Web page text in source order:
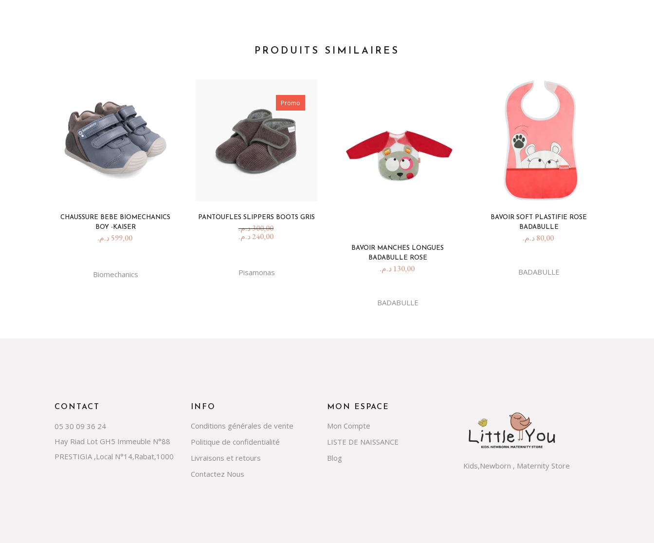
PRODUITS SIMILAIRES
CHAUSSURE BEBE BIOMECHANICS
BOY -KAISER
599,00 د.م.
Biomechanics
Promo
PANTOUFLES SLIPPERS BOOTS GRIS
300,00د.م.
240,00د.م.
Pisamonas
BAVOIR MANCHES LONGUES
BADABULLE ROSE
130,00 د.م.
BADABULLE
BAVOIR SOFT PLASTIFIE ROSE
BADABULLE
80,00 د.م.
BADABULLE
CONTACT
05 30 09 36 24
Hay Riad Lot GH5 Immeuble N°88
PRESTIGIA ,Local N°14,Rabat,1000
INFO
Conditions générales de vente
Politique de confidentialité
Livraisons et retours
Contactez Nous
MON ESPACE
Mon Compte
LISTE DE NAISSANCE
Blog
Kids,Newborn , Maternity Store